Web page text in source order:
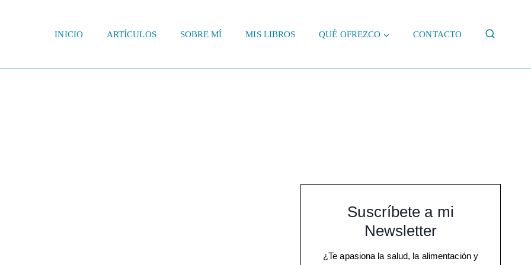
INICIO ARTÍCULOS SOBRE MÍ MIS LIBROS QUÉ OFREZCO CONTACTO
Suscríbete a mi
Newsletter
¿Te apasiona la salud, la alimentación y